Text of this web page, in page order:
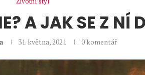
A JAK SE Z NÍ
31. května, 2021 0 komentář